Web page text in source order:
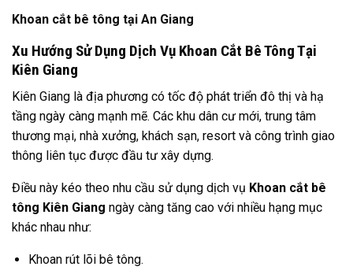
Khoan cắt bê tông tại An Giang
Xu Hướng Sử Dụng Dịch Vụ Khoan Cắt Bê Tông Tại
Kiên Giang
Kiên Giang là địa phương có tốc độ phát triển đô thị và hạ
tầng ngày càng mạnh mẽ. Các khu dân cư mới, trung tâm
thương mại, nhà xưởng, khách sạn, resort và công trình giao
thông liên tục được đầu tư xây dựng.
Điều này kéo theo nhu cầu sử dụng dịch vụ Khoan cắt bê
tông Kiên Giang ngày càng tăng cao với nhiều hạng mục
khác nhau như:
Khoan rút lõi bê tông.